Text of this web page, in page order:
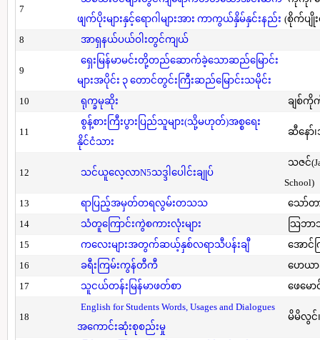
7
ဖျက်ပိုးများနှင့်ရောဂါများအား ကာကွယ်နှိမ်နှင်းနည်း (စိုက်ပျိုး
8
အာရှနယ်ပယ်ဝါးတွင်ကျယ်
9
ရှေးမြန်မာမင်းတို့တည်ဆောက်ခဲ့သောဆည်မြောင်း
များအပိုင်း ၃ တောင်တွင်းကြီးဆည်မြောင်းသမိုင်း
10
ရုက္ခမုဆိုး ချစ်ကို
11
စွန့်စားကြီးပွားပြည်သူများ(သို့မဟုတ်)အစ္စရေး
နိုင်ငံသား
ဆီနော်၊
12 သင်ယူလေ့လာN5သဒ္ဒါပေါင်းချုပ်
သဇင်
School)
13
ရာပြည့်အမှတ်တရလွမ်းတသသ
သော်တ
14
သံတူကြောင်းကွဲစကားလုံးများ
သြဘာ
15
ကလေးများအတွက်ဆယ့်နှစ်လရာသီပန်းချီ
အောင်
16
ခရီးကြမ်းကွန်တီကီ
ဟေယာ
17
သူငယ်တန်းမြန်မာဖတ်စာ ဖေမော
18
English for Students Words, Usages and Dialogues
အကောင်းဆုံးစုစည်းမှု
မိမိလွင်၊